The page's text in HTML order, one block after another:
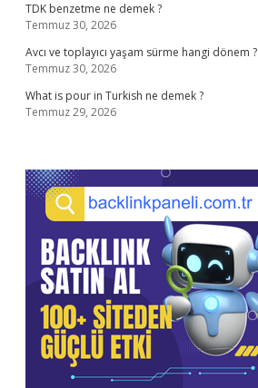
TDK benzetme ne demek ?
Temmuz 30, 2026
Avcı ve toplayıcı yaşam sürme hangi dönem ?
Temmuz 30, 2026
What is pour in Turkish ne demek ?
Temmuz 29, 2026